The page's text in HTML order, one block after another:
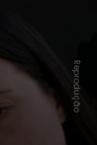
Reprodução